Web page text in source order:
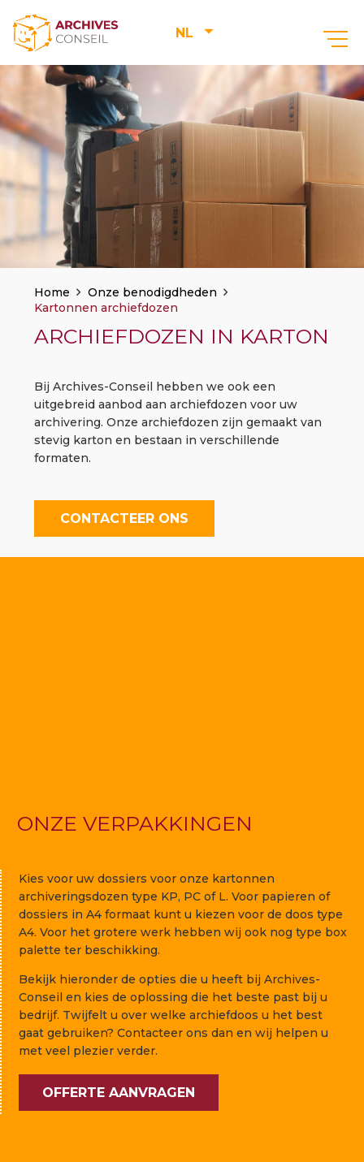
NL
Home
Onze benodigdheden
Kartonnen archiefdozen
ARCHIEFDOZEN IN KARTON
Bij Archives-Conseil hebben we ook een
uitgebreid aanbod aan archiefdozen voor uw
archivering. Onze archiefdozen zijn gemaakt van
stevig karton en bestaan in verschillende
formaten.
CONTACTEER ONS
ONZE VERPAKKINGEN
Kies voor uw dossiers voor onze kartonnen
archiveringsdozen type KP, PC of L. Voor papieren of
dossiers in A4 formaat kunt u kiezen voor de doos type
A4. Voor het grotere werk hebben wij ook nog type box
palette ter beschikking.
Bekijk hieronder de opties die u heeft bij Archives-
Conseil en kies de oplossing die het beste past bij u
bedrijf. Twijfelt u over welke archiefdoos u het best
gaat gebruiken? Contacteer ons dan en wij helpen u
met veel plezier verder.
OFFERTE AANVRAGEN